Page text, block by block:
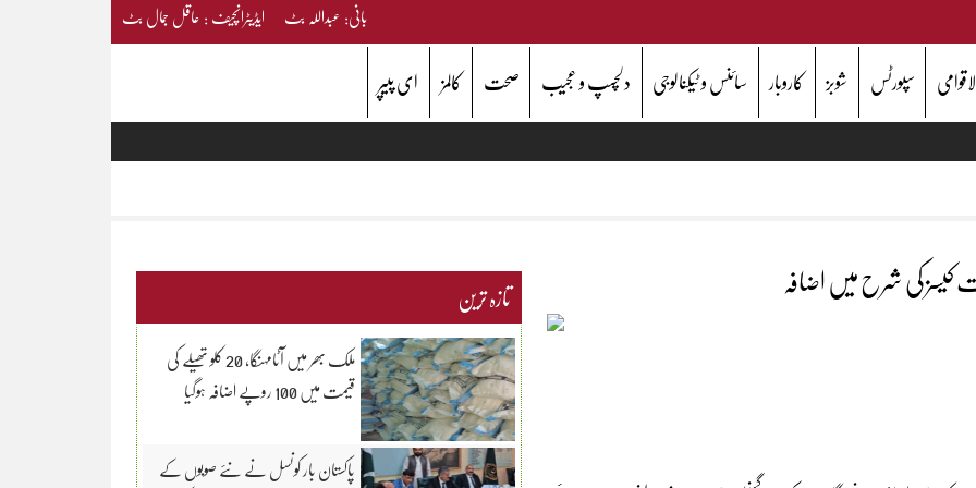
بانی: عبداللہ بٹ ایڈیٹرانچیف : عاقل جمال بٹ
سپورٹس شوبز کاروبار سائنس و ٹیکنالوجی دلچسپ و عجیب صحت کالمز ای پیپر
کیسز کی شرح میں اضافہ تازہ ترین
ملک بھر میں آٹامہنگا، 20 کلو تھیلے کی
قیمت میں 100 روپے اضافہ ہوگیا
پاکستان بار کونسل نے نئے صوبوں کے